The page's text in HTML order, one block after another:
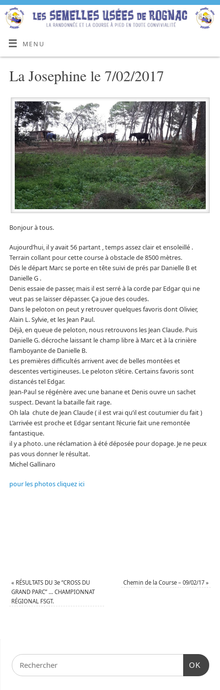
MENU
La Josephine le 7/02/2017
Bonjour à tous.
Aujourd’hui, il y avait 56 partant , temps assez clair et ensoleillé .
Terrain collant pour cette course à obstacle de 8500 mètres.
Dés le départ Marc se porte en tête suivi de prés par Danielle B et
Danielle G .
Denis essaie de passer, mais il est serré à la corde par Edgar qui ne
veut pas se laisser dépasser. Ça joue des coudes.
Dans le peloton on peut y retrouver quelques favoris dont Olivier,
Alain L. Sylvie, et les Jean Paul.
Déjà, en queue de peloton, nous retrouvons les Jean Claude. Puis
Danielle G. décroche laissant le champ libre à Marc et à la crinière
flamboyante de Danielle B.
Les premières difficultés arrivent avec de belles montées et
descentes vertigineuses. Le peloton s’étire. Certains favoris sont
distancés tel Edgar.
Jean-Paul se régénère avec une banane et Denis ouvre un sachet
suspect. Devant la bataille fait rage.
Oh lala chute de Jean Claude ( il est vrai qu’il est coutumier du fait )
L’arrivée est proche et Edgar sentant l’écurie fait une remontée
fantastique.
il y a photo. une réclamation à été déposée pour dopage. Je ne peux
pas vous donner le résultat.
Michel Gallinaro
pour les photos cliquez ici
« RÉSULTATS DU 3e “CROSS DU
GRAND PARC” … CHAMPIONNAT
RÉGIONAL FSGT.
Chemin de la Course – 09/02/17»
OK